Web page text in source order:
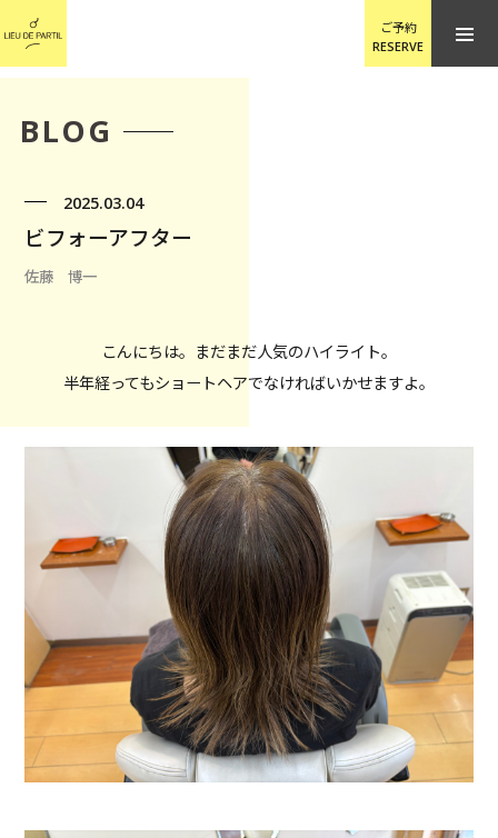
ご予約
RESERVE
BLOG
2025.03.04
ビフォーアフター
佐藤 博一
こんにちは。まだまだ人気のハイライト。
半年経ってもショートヘアでなければいかせますよ。